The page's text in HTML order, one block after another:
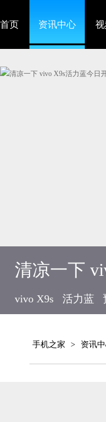
首页 资讯中心
清凉一下
vivo X9s 活力蓝
手机之家 > 资讯